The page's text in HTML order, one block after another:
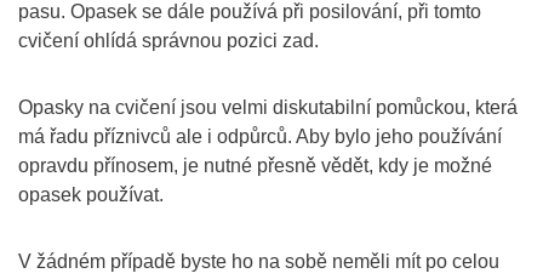
pasu. Opasek se dále používá při posilování, při tomto
cvičení ohlídá správnou pozici zad.
Opasky na cvičení jsou velmi diskutabilní pomůckou, která
má řadu příznivců ale i odpůrců. Aby bylo jeho používání
opravdu přínosem, je nutné přesně vědět, kdy je možné
opasek používat.
V žádném případě byste ho na sobě neměli mít po celou